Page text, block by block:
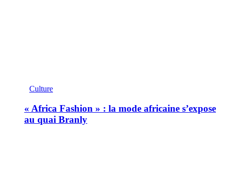
Culture
« Africa Fashion » : la mode africaine s’expose
au quai Branly